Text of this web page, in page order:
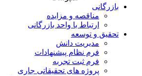
بازرگانی
مناقصه و مزایده
ارتباط با واحد بازرگانی
تحقیق و توسعه
مدیریت دانش
فرم نظام پیشنهادات
فرم ثبت تجربه
پروژه های تحقیقاتی جاری